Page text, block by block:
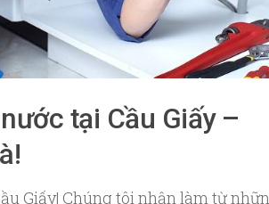
tại Cầu Giấy –
Giấy| Chúng tôi nhận làm từ